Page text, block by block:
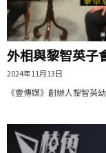
外相與黎智英子
2024年11月13日
《壹傳媒》創辦人黎智英